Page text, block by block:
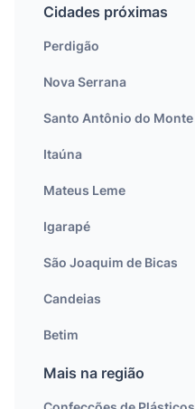
Cidades próximas
Perdigão
Nova Serrana
Santo Antônio do Monte
Itaúna
Mateus Leme
Igarapé
São Joaquim de Bicas
Candeias
Betim
Mais na região